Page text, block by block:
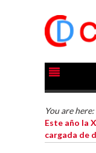
You are here:
Este año la
cargada de